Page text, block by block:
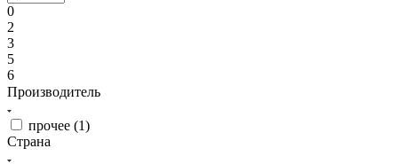
0
2
3
5
6
Производитель
прочее (1)
Страна